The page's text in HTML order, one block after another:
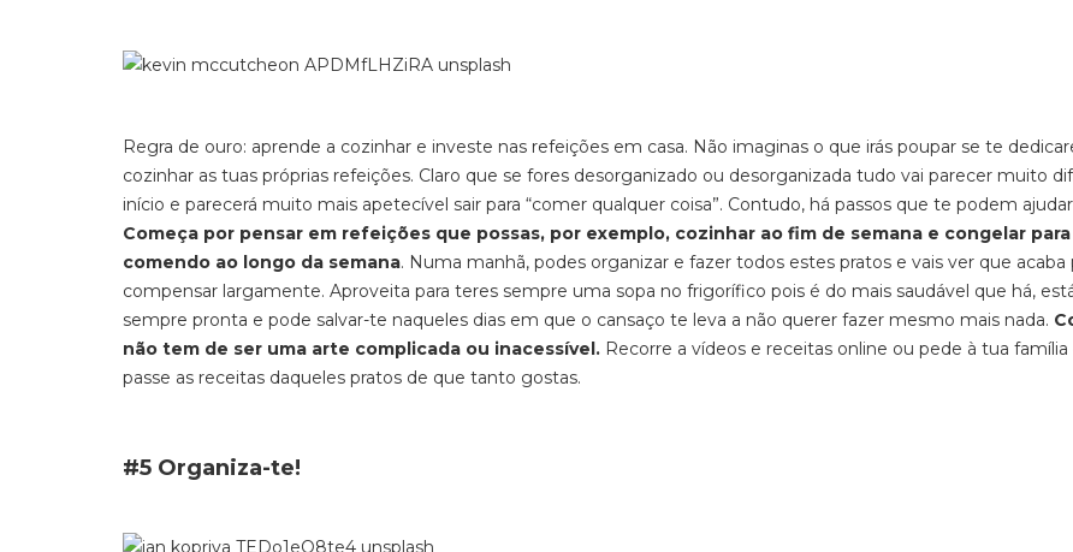
Regra de ouro: aprende a cozinhar e investe nas refeições em casa. Não imaginas o que irás poupar se te
cozinhar as tuas próprias refeições. Claro que se fores desorganizado ou desorganizada tudo vai parecer muito
início e parecerá muito mais apetecível sair para “comer qualquer coisa”. Contudo, há passos que te podem
Começa por pensar em refeições que possas, por exemplo, cozinhar ao fim de semana e congelar
comendo ao longo da semana. Numa manhã, podes organizar e fazer todos estes pratos e vais ver que acaba
compensar largamente. Aproveita para teres sempre uma sopa no frigorífico pois é do mais saudável que há,
sempre pronta e pode salvar-te naqueles dias em que o cansaço te leva a não querer fazer mesmo mais nada.
não tem de ser uma arte complicada ou inacessível. Recorre a vídeos e receitas online ou pede à tua
passe as receitas daqueles pratos de que tanto gostas.
#5 Organiza-te!